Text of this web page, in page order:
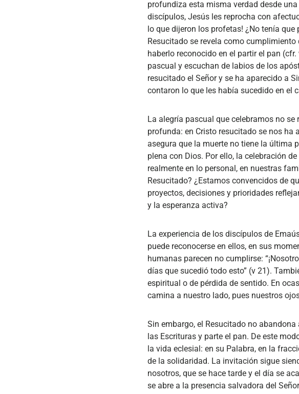
profundiza esta misma verdad desde
discípulos, Jesús les reprocha con
lo que dijeron los profetas! ¿No tenía que
Resucitado se revela como
haberlo reconocido en el partir el pan
pascual y escuchan de labios de los
resucitado el Señor y se ha aparecido a
contaron lo que les había sucedido en el
La alegría pascual que celebramos no
profunda: en Cristo resucitado se nos
asegura que la muerte no tiene la última
plena con Dios. Por ello, la celebración
realmente en lo personal, en nuestras
Resucitado? ¿Estamos convencidos de
proyectos, decisiones y prioridades
y la esperanza activa?
La experiencia de los discípulos de
puede reconocerse en ellos, en sus
humanas parecen no cumplirse:
días que sucedió todo esto” (v 21).
espiritual o de pérdida de sentido. En
camina a nuestro lado, pues nuestros
Sin embargo, el Resucitado no
las Escrituras y parte el pan. De este
la vida eclesial: en su Palabra, en la
de la solidaridad. La invitación sigue
nosotros, que se hace tarde y el día se
se abre a la presencia salvadora del